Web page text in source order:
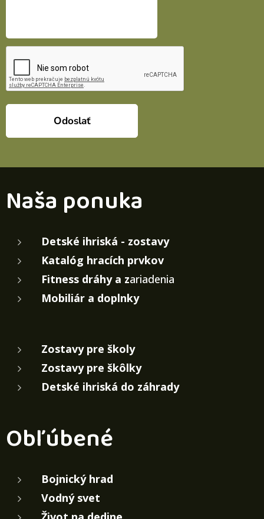
Odoslať
Naša ponuka
Detské ihriská - zostavy
Katalóg hracích prvkov
Fitness dráhy a zariadenia
Mobiliár a doplnky
Zostavy pre školy
Zostavy pre škôlky
Detské ihriská do záhrady
Obľúbené
Bojnický hrad
Vodný svet